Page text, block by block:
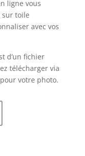
ligne vous
sur toile
avec vos
d’un fichier
télécharger via
votre photo.